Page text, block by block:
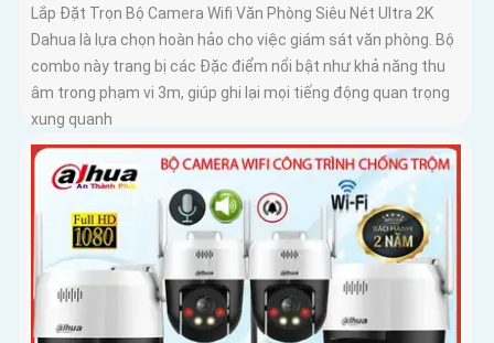
Lắp Đặt Trọn Bộ Camera Wifi Văn Phòng Siêu Nét Ultra 2K
Dahua là lựa chọn hoàn hảo cho việc giám sát văn phòng. Bộ
combo này trang bị các Đặc điểm nổi bật như khả năng thu
âm trong phạm vi 3m, giúp ghi lại mọi tiếng động quan trọng
xung quanh